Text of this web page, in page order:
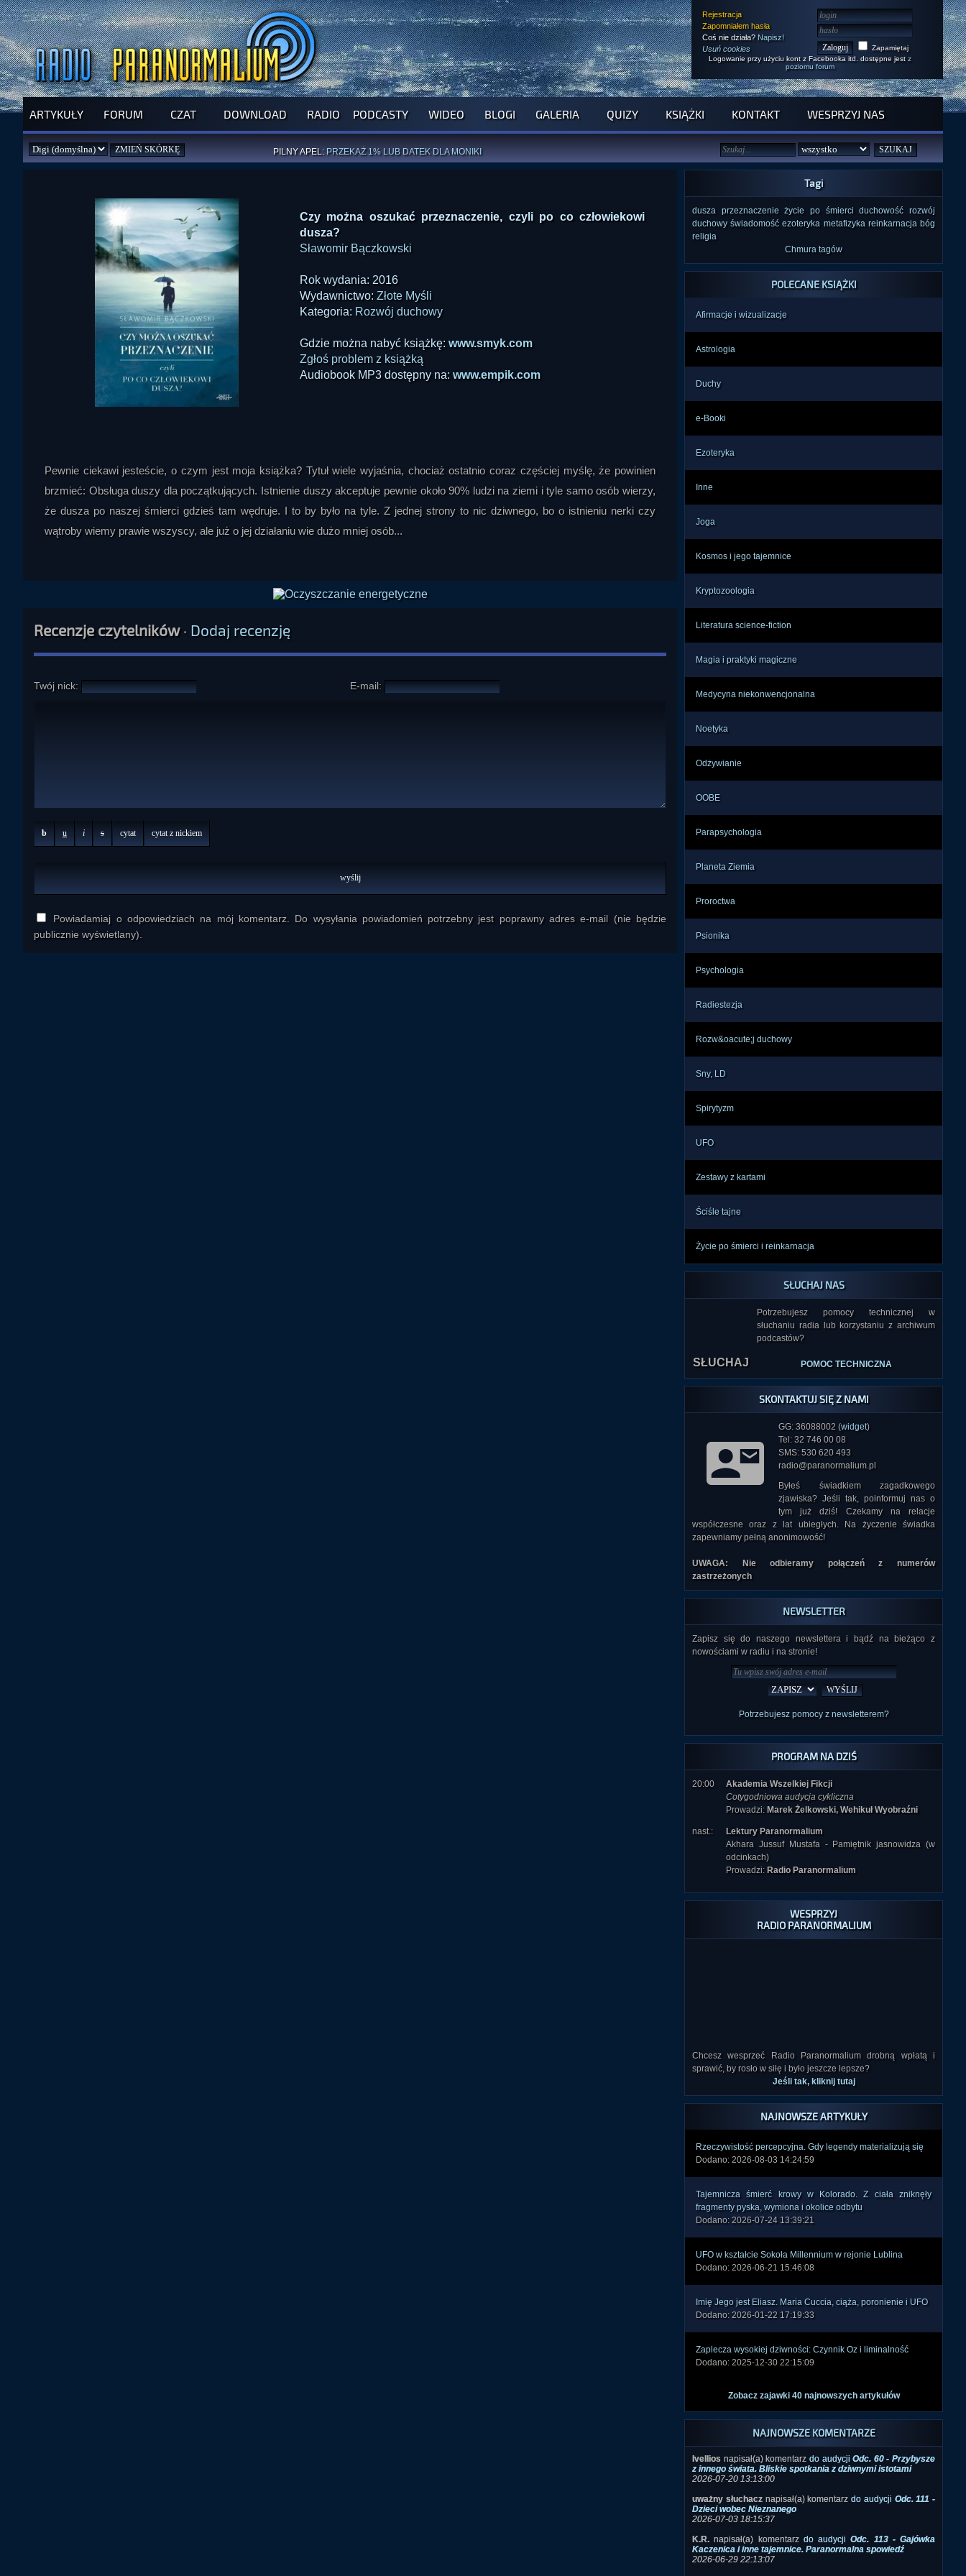
Rejestracja
Zapomniałem hasła
Coś nie działa? Napisz!
Usuń cookies
Zapamiętaj
Logowanie przy użyciu kont z Facebooka itd. dostępne jest z
poziomu forum
ARTYKUŁY FORUM CZAT DOWNLOAD RADIO PODCASTY WIDEO BLOGI GALERIA QUIZY KSIĄŻKI KONTAKT WESPRZYJ NAS
SPRAWDŹ PROGRAM NA NAJBLIŻSZY TYDZIEŃ
PILNY APEL: PRZEKAŻ 1% LUB DATEK DLA MONIKI
Czy można oszukać przeznaczenie, czyli po co człowiekowi
dusza?
Sławomir Bączkowski
Rok wydania: 2016
Wydawnictwo: Złote Myśli
Kategoria: Rozwój duchowy
Gdzie można nabyć książkę: www.smyk.com
Zgłoś problem z książką
Audiobook MP3 dostępny na: www.empik.com
Pewnie ciekawi jesteście, o czym jest moja książka? Tytuł wiele wyjaśnia, chociaż ostatnio coraz częściej myślę, że powinien
brzmieć: Obsługa duszy dla początkujących. Istnienie duszy akceptuje pewnie około 90% ludzi na ziemi i tyle samo osób wierzy,
że dusza po naszej śmierci gdzieś tam wędruje. I to by było na tyle. Z jednej strony to nic dziwnego, bo o istnieniu nerki czy
wątroby wiemy prawie wszyscy, ale już o jej działaniu wie dużo mniej osób...
Recenzje czytelników· Dodaj recenzję
Twój nick: E-mail:
b u i s cytat cytat z nickiem
Powiadamiaj o odpowiedziach na mój komentarz. Do wysyłania powiadomień potrzebny jest poprawny adres e-mail (nie będzie
publicznie wyświetlany).
Tagi
dusza przeznaczenie życie po śmierci duchowość rozwój
duchowy świadomość ezoteryka metafizyka reinkarnacja bóg
religia
Chmura tagów
POLECANE KSIĄŻKI
Afirmacje i wizualizacje
Astrologia
Duchy
e-Booki
Ezoteryka
Inne
Joga
Kosmos i jego tajemnice
Kryptozoologia
Literatura science-fiction
Magia i praktyki magiczne
Medycyna niekonwencjonalna
Noetyka
Odżywianie
OOBE
Parapsychologia
Planeta Ziemia
Proroctwa
Psionika
Psychologia
Radiestezja
Rozw&oacute;j duchowy
Sny, LD
Spirytyzm
UFO
Zestawy z kartami
Ściśle tajne
Życie po śmierci i reinkarnacja
SŁUCHAJ NAS
SŁUCHAJ
Potrzebujesz pomocy technicznej w
słuchaniu radia lub korzystaniu z archiwum
podcastów?
POMOC TECHNICZNA
SKONTAKTUJ SIĘ Z NAMI
GG: 36088002 (widget)
Tel: 32 746 00 08
SMS: 530 620 493
radio@paranormalium.pl
Byłeś świadkiem zagadkowego
zjawiska? Jeśli tak, poinformuj nas o
tym już dziś! Czekamy na relacje
współczesne oraz z lat ubiegłych. Na życzenie świadka
zapewniamy pełną anonimowość!
UWAGA: Nie odbieramy połączeń z numerów
zastrzeżonych
NEWSLETTER
Zapisz się do naszego newslettera i bądź na bieżąco z
nowościami w radiu i na stronie!
Potrzebujesz pomocy z newsletterem?
PROGRAM NA DZIŚ
20:00
Akademia Wszelkiej Fikcji
Cotygodniowa audycja cykliczna
Prowadzi: Marek Żelkowski, Wehikuł Wyobraźni
nast.:
Lektury Paranormalium
Akhara Jussuf Mustafa - Pamiętnik jasnowidza (w
odcinkach)
Prowadzi: Radio Paranormalium
WESPRZYJ
RADIO PARANORMALIUM
Jeśli tak, kliknij tutaj
NAJNOWSZE ARTYKUŁY
Rzeczywistość percepcyjna. Gdy legendy materializują się
Dodano: 2026-07-24 13:39:21
NAJNOWSZE KOMENTARZE
napisał(a) komentarzdo audycjiOdc. 60 - Przybysze
z innego świata. Bliskie spotkania z dziwnymi istotami
2026-07-20 13:13:00
uważny słuchacznapisał(a) komentarz do audycji
2026-07-03 18:15:37
K.R. napisał(a) komentarz
2026-06-29 22:13:07
Ivelliosnapisał(a) komentarz
Samolot wojskowy